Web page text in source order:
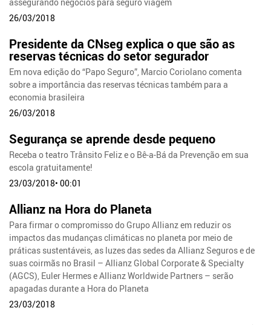
26/03/2018
Presidente da CNseg explica o que são as
reservas técnicas do setor segurador
Em nova edição do “Papo Seguro”, Marcio Coriolano comenta
sobre a importância das reservas técnicas também para a
economia brasileira
26/03/2018
Segurança se aprende desde pequeno
Receba o teatro Trânsito Feliz e o Bê-a-Bá da Prevenção em sua
escola gratuitamente!
23/03/2018• 00:01
Allianz na Hora do Planeta
Para firmar o compromisso do Grupo Allianz em reduzir os
impactos das mudanças climáticas no planeta por meio de
práticas sustentáveis, as luzes das sedes da Allianz Seguros e de
suas coirmãs no Brasil – Allianz Global Corporate & Specialty
(AGCS), Euler Hermes e Allianz Worldwide Partners – serão
apagadas durante a Hora do Planeta
23/03/2018